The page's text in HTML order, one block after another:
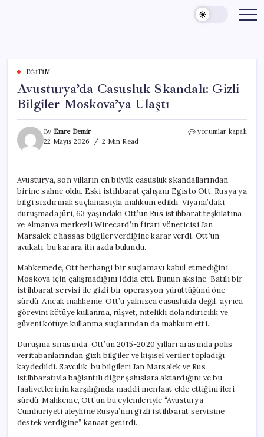
content
EĞITIM
Avusturya’da Casusluk Skandalı: Gizli
Bilgiler Moskova’ya Ulaştı
By Emre Demir
22 Mayıs 2026
2 Min Read
Avusturya’da
Moskova’ya
Ulaştı
için
yorumlar kapalı
Avusturya, son yılların en büyük casusluk skandallarından
birine sahne oldu. Eski istihbarat çalışanı Egisto Ott, Rusya’ya
bilgi sızdırmak suçlamasıyla mahkum edildi. Viyana’daki
duruşmada jüri, 63 yaşındaki Ott’un Rus istihbarat teşkilatına
ve Almanya merkezli Wirecard’ın firari yöneticisi Jan
Marsalek’e hassas bilgiler verdiğine karar verdi. Ott’un
avukatı, bu karara itirazda bulundu.
Mahkemede, Ott herhangi bir suçlamayı kabul etmediğini,
Moskova için çalışmadığını iddia etti. Bunun aksine, Batılı bir
istihbarat servisi ile gizli bir operasyon yürüttüğünü öne
sürdü. Ancak mahkeme, Ott’u yalnızca casuslukla değil, ayrıca
görevini kötüye kullanma, rüşvet, nitelikli dolandırıcılık ve
güveni kötüye kullanma suçlarından da mahkum etti.
Duruşma sırasında, Ott’un 2015-2020 yılları arasında polis
veritabanlarından gizli bilgiler ve kişisel veriler topladığı
kaydedildi. Savcılık, bu bilgileri Jan Marsalek ve Rus
istihbaratıyla bağlantılı diğer şahıslara aktardığını ve bu
faaliyetlerinin karşılığında maddi menfaat elde ettiğini ileri
sürdü. Mahkeme, Ott’un bu eylemleriyle “Avusturya
Cumhuriyeti aleyhine Rusya’nın gizli istihbarat servisine
destek verdiğine” kanaat getirdi.